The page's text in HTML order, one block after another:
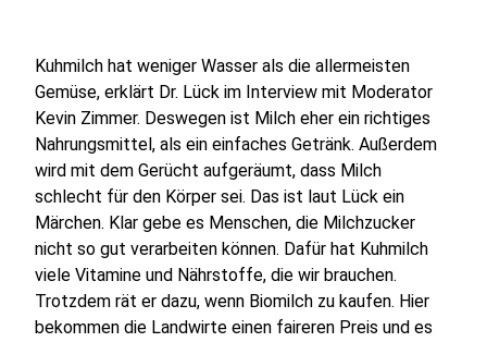
Kuhmilch hat weniger Wasser als die allermeisten
Gemüse, erklärt Dr. Lück im Interview mit Moderator
Kevin Zimmer. Deswegen ist Milch eher ein richtiges
Nahrungsmittel, als ein einfaches Getränk. Außerdem
wird mit dem Gerücht aufgeräumt, dass Milch
schlecht für den Körper sei. Das ist laut Lück ein
Märchen. Klar gebe es Menschen, die Milchzucker
nicht so gut verarbeiten können. Dafür hat Kuhmilch
viele Vitamine und Nährstoffe, die wir brauchen.
Trotzdem rät er dazu, wenn Biomilch zu kaufen. Hier
bekommen die Landwirte einen faireren Preis und es